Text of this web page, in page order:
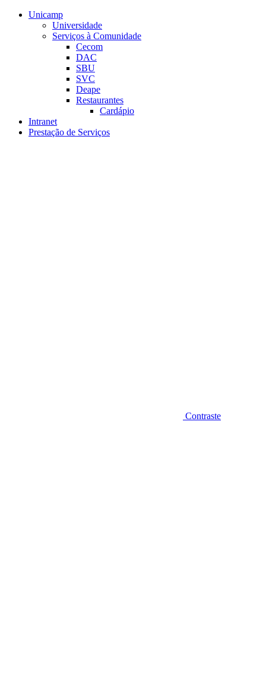
Conteúdo principal
Unicamp
Universidade
Serviços à Comunidade
Cecom
DAC
SBU
SVC
Deape
Restaurantes
Cardápio
Intranet
Prestação de Serviços
Contraste